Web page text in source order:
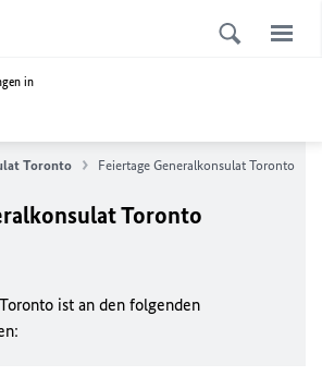
in
Toronto Feiertage Generalkonsulat Toronto
Toronto
ist an den folgenden